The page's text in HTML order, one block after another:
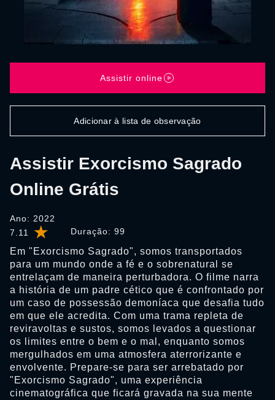
7.11 Duração: 99
Assistir Exorcismo Sagrado
Online Grátis
Ano: 2022
Em "Exorcismo Sagrado", somos transportados
para um mundo onde a fé e o sobrenatural se
entrelaçam de maneira perturbadora. O filme narra
a história de um padre cético que é confrontado por
um caso de possessão demoníaca que desafia tudo
em que ele acredita. Com uma trama repleta de
reviravoltas e sustos, somos levados a questionar
os limites entre o bem e o mal, enquanto somos
mergulhados em uma atmosfera aterrorizante e
envolvente. Prepare-se para ser arrebatado por
"Exorcismo Sagrado", uma experiência
cinematográfica que ficará gravada na sua mente
Assistir online
Adicionar à lista de observação